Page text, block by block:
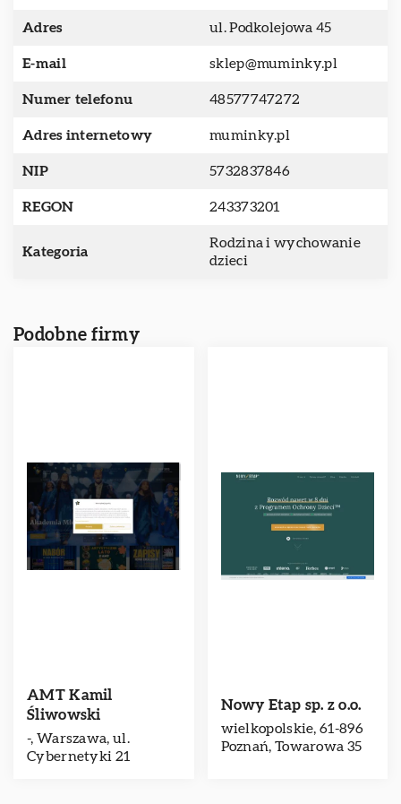
Adres ul. Podkolejowa 45
E-mail sklep@muminky.pl
Numer telefonu 48577747272
Adres internetowy muminky.pl
NIP 5732837846
REGON 243373201
Kategoria
Rodzina i wychowanie
dzieci
Podobne firmy
AMT Kamil
Śliwowski
-, Warszawa, ul.
Cybernetyki 21
Nowy Etap sp. z o.o.
wielkopolskie, 61-896
Poznań, Towarowa 35